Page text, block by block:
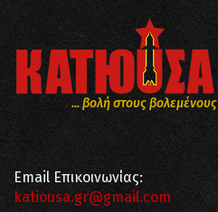
... βολή στους βολεμένους
Email Επικοινωνίας:
katiousa.gr@gmail.com